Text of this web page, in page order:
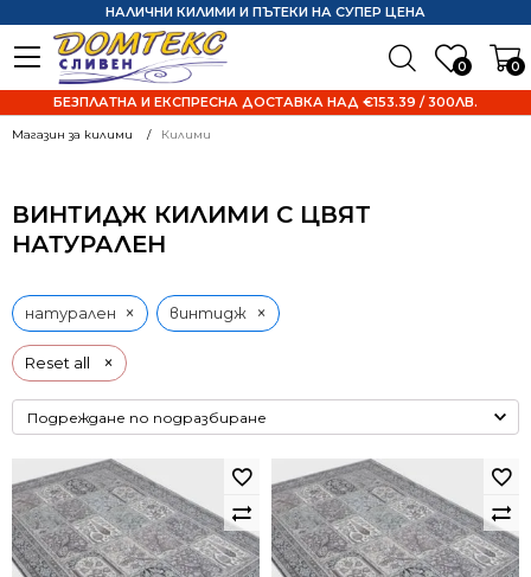
0 0
НАЛИЧНИ КИЛИМИ И ПЪТЕКИ НА СУПЕР ЦЕНА
БЕЗПЛАТНА И ЕКСПРЕСНА ДОСТАВКА НАД €153.39 / 300ЛВ.
Магазин за килими Килими
ВИНТИДЖ КИЛИМИ С ЦВЯТ
НАТУРАЛЕН
Reset all ×
натурален × винтидж ×